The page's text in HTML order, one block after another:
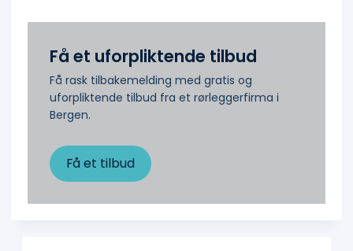
Få et uforpliktende tilbud
Få rask tilbakemelding med gratis og
uforpliktende tilbud fra et rørleggerfirma i
Bergen.
Få et tilbud